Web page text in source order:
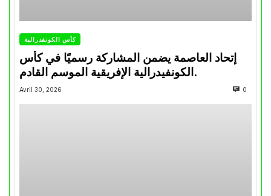
كأس الكونفدرالية
إتحاد العاصمة يضمن المشاركة رسميًا في كأس
الكونفيدرالية الإفريقية الموسم القادم.
Avril 30, 2026 0